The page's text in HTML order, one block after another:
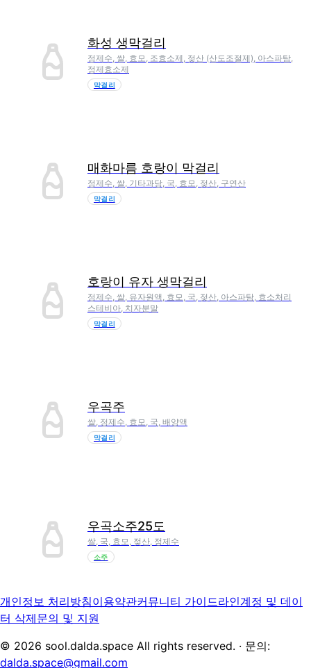
화성 생막걸리
정제수, 쌀, 효모, 조효소제, 젖산 (산도조절제), 아스파탐,
정제효소제
막걸리
매화마름 호랑이 막걸리
정제수, 쌀, 기타과당, 국, 효모, 젖산, 구연산
막걸리
호랑이 유자 생막걸리
정제수, 쌀, 유자원액, 효모, 국, 젖산, 아스파탐, 효소처리
스테비아, 치자분말
막걸리
우곡주
쌀, 정제수, 효모, 국, 배양액
막걸리
우곡소주25도
쌀, 국, 효모, 젖산, 정제수
소주
개인정보 처리방침이용약관커뮤니티 가이드라인계정 및 데이
터 삭제문의 및 지원
© 2026 sool.dalda.space All rights reserved. · 문의:
dalda.space@gmail.com